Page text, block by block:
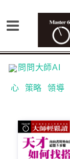
問問大師AI
心 策略 領導